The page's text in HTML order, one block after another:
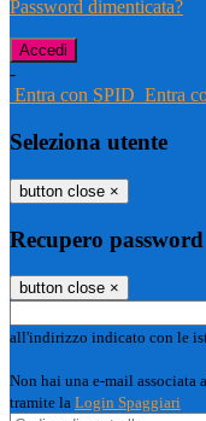
Password dimenticata?
-
Entra con SPID Entra
Seleziona utente
button close ×
Recupero password
button close ×
all'indirizzo indicato con le
Non hai una e-mail associata
tramite la Login Spaggiari